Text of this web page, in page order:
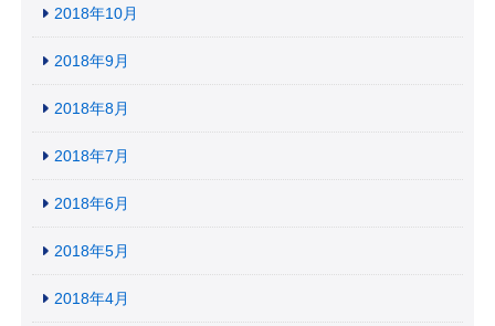
2018年10月
2018年9月
2018年8月
2018年7月
2018年6月
2018年5月
2018年4月